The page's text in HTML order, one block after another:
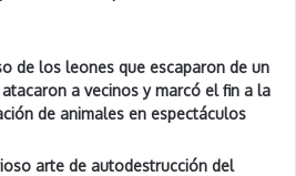
de los leones que escaparon de un
atacaron a vecinos y marcó el fin a la
de animales en espectáculos
arte de autodestrucción del